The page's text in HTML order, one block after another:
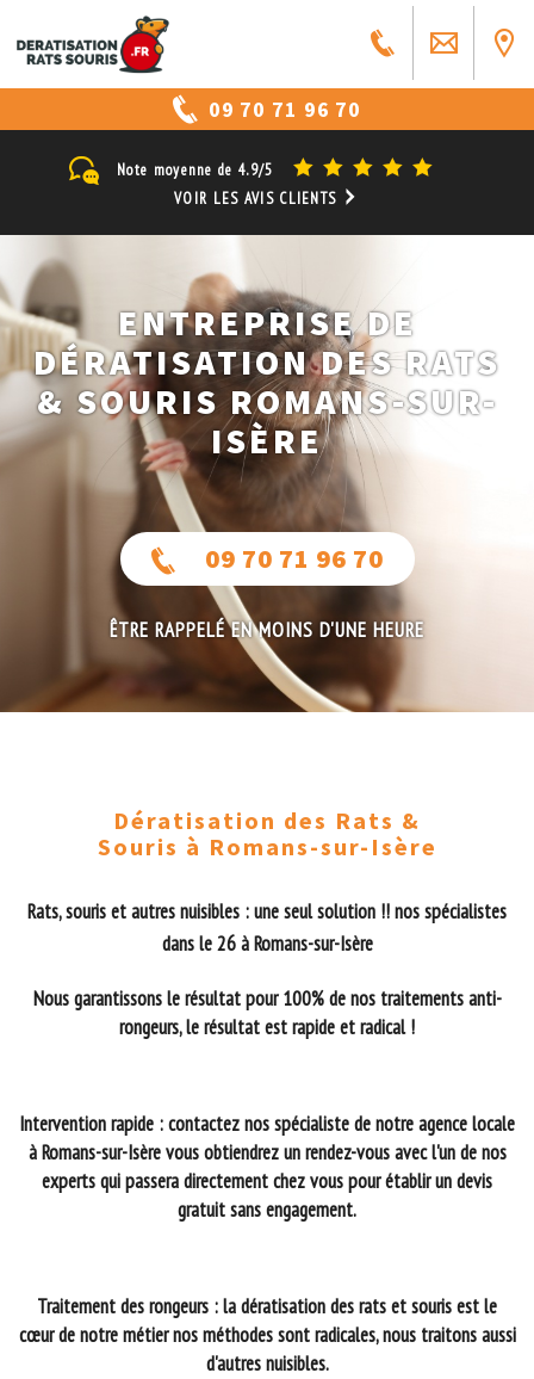
09 70 71 96 70
Note moyenne de 4.9/5
VOIR LES AVIS CLIENTS
ENTREPRISE DE
DÉRATISATION DES RATS
& SOURIS ROMANS-SUR-
ISÈRE
09 70 71 96 70
ÊTRE RAPPELÉ EN MOINS D'UNE HEURE
Dératisation des Rats &
Souris à Romans-sur-Isère
Rats, souris et autres nuisibles : une seul solution !! nos spécialistes
dans le 26 à Romans-sur-Isère
Nous garantissons le résultat pour 100% de nos traitements anti-
rongeurs, le résultat est rapide et radical !
Intervention rapide : contactez nos spécialiste de notre agence locale
à Romans-sur-Isère vous obtiendrez un rendez-vous avec l'un de nos
experts qui passera directement chez vous pour établir un devis
gratuit sans engagement.
Traitement des rongeurs : la dératisation des rats et souris est le
cœur de notre métier nos méthodes sont radicales, nous traitons aussi
d'autres nuisibles.